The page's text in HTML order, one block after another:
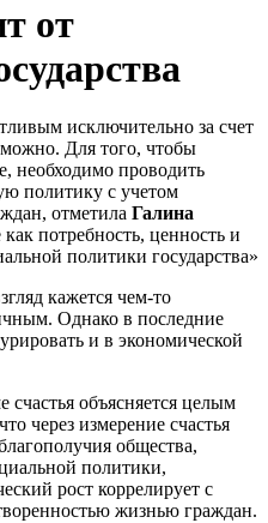
от
исключительно за счет
Для того, чтобы
необходимо проводить
политику с учетом
отметила Галина
потребность, ценность и
политики государства»
кажется чем-то
Однако в последние
и в экономической
объясняется целым
через измерение счастья
общества,
политики,
рост коррелирует с
жизнью граждан.